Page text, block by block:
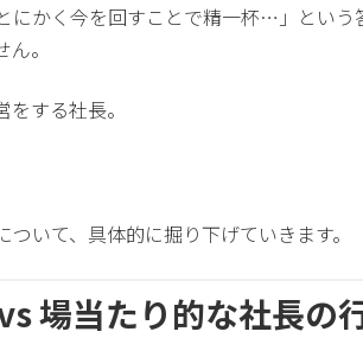
かく今を回すことで精一杯…」という
。
する社長。
いて、具体的に掘り下げていきます。
場当たり的な社長の